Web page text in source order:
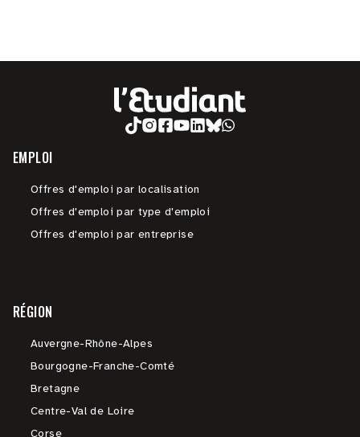
EMPLOI
Offres d'emploi par localisation
Offres d'emploi par type d'emploi
Offres d'emploi par entreprise
RÉGION
Auvergne-Rhône-Alpes
Bourgogne-Franche-Comté
Bretagne
Centre-Val de Loire
Corse